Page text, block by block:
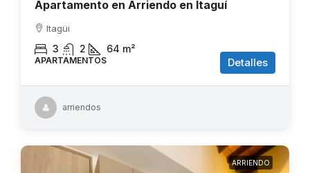
Apartamento en Arriendo en Itaguí
Itagüi
3 2 64 m²
APARTAMENTOS Detalles
arriendos
ARRIENDO